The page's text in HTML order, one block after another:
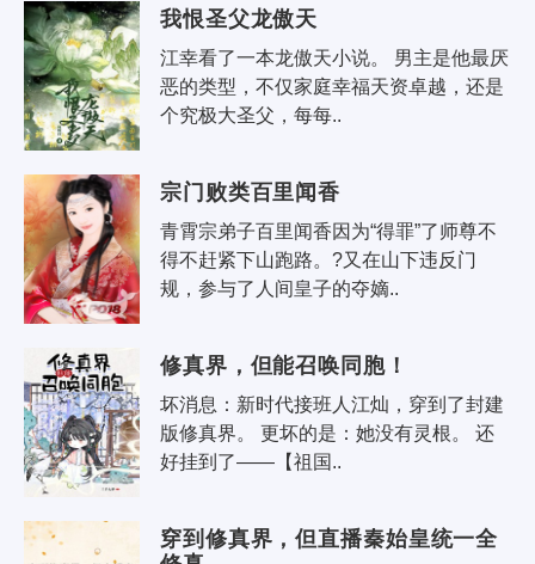
我恨圣父龙傲天
江幸看了一本龙傲天小说。 男主是他最厌
恶的类型，不仅家庭幸福天资卓越，还是
个究极大圣父，每每..
宗门败类百里闻香
青霄宗弟子百里闻香因为“得罪”了师尊不
得不赶紧下山跑路。?又在山下违反门
规，参与了人间皇子的夺嫡..
修真界，但能召唤同胞！
坏消息：新时代接班人江灿，穿到了封建
版修真界。 更坏的是：她没有灵根。 还
好挂到了——【祖国..
穿到修真界，但直播秦始皇统一全